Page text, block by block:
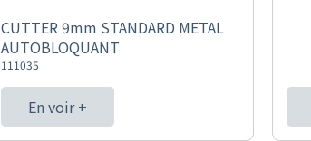
CUTTER 9mm STANDARD METAL
AUTOBLOQUANT
111035
En voir +